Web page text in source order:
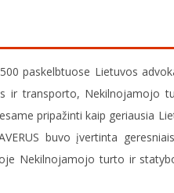
paskelbtuose Lietuvos
ir transporto, Nekilnojamojo
pripažinti kaip geriausia
buvo įvertinta
Nekilnojamojo turto ir